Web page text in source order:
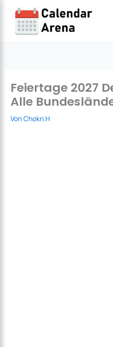
Inhalt
springen
Feiertage 2027
Alle
VonChokri.H